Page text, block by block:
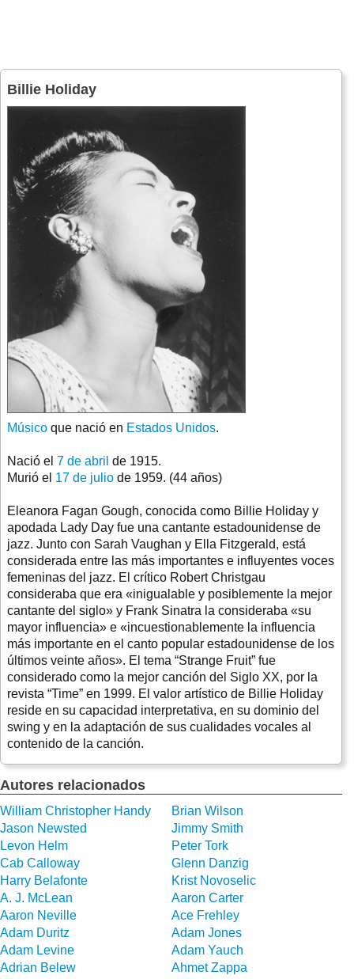
Billie Holiday
Músico que nació en Estados Unidos.
Nació el 7 de abril de 1915.
Murió el 17 de julio de 1959. (44 años)
Eleanora Fagan Gough, conocida como Billie Holiday y
apodada Lady Day fue una cantante estadounidense de
jazz. Junto con Sarah Vaughan y Ella Fitzgerald, está
considerada entre las más importantes e influyentes voces
femeninas del jazz. El crítico Robert Christgau
consideraba que era «inigualable y posiblemente la mejor
cantante del siglo» y Frank Sinatra la consideraba «su
mayor influencia» e «incuestionablemente la influencia
más importante en el canto popular estadounidense de los
últimos veinte años». El tema “Strange Fruit” fue
considerado como la mejor canción del Siglo XX, por la
revista “Time” en 1999. El valor artístico de Billie Holiday
reside en su capacidad interpretativa, en su dominio del
swing y en la adaptación de sus cualidades vocales al
contenido de la canción.
Autores relacionados
William Christopher Handy
Brian Wilson
Jason Newsted
Jimmy Smith
Levon Helm
Peter Tork
Cab Calloway
Glenn Danzig
Harry Belafonte
Krist Novoselic
A. J. McLean
Aaron Carter
Aaron Neville
Ace Frehley
Adam Duritz
Adam Jones
Adam Levine
Adam Yauch
Adrian Belew
Ahmet Zappa